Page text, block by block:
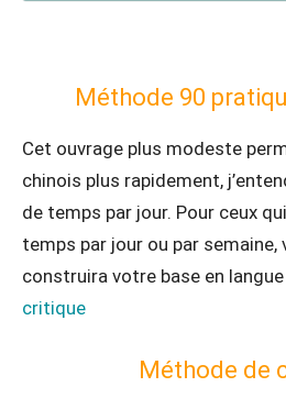
Méthode 90
Cet ouvrage plus modeste
chinois plus rapidement,
de temps par jour. Pour ceux
temps par jour ou par
construira votre base en
critique
Méthode de